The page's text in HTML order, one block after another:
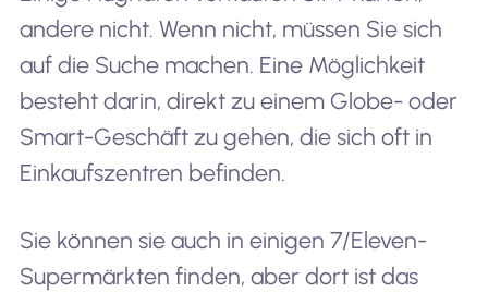
andere nicht. Wenn nicht, müssen Sie sich
auf die Suche machen. Eine Möglichkeit
besteht darin, direkt zu einem Globe- oder
Smart-Geschäft zu gehen, die sich oft in
Einkaufszentren befinden.
Sie können sie auch in einigen 7/Eleven-
Supermärkten finden, aber dort ist das